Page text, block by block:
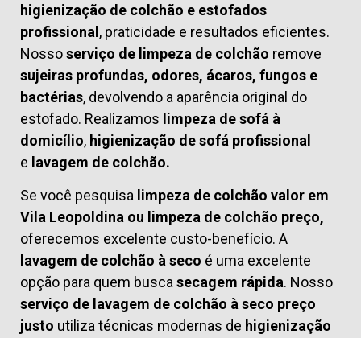
higienização de colchão e estofados
profissional, praticidade e resultados eficientes.
Nossoserviço de limpeza de colchão remove
sujeiras profundas, odores, ácaros, fungos e
bactérias, devolvendo a aparência original do
estofado. Realizamos limpeza de sofá à
domicílio, higienização de sofá profissional
e lavagem de colchão.
Se você pesquisa limpeza de colchão valor em
Vila Leopoldina ou limpeza de colchão preço,
oferecemos excelente custo-benefício. A
lavagem de colchão à seco é uma excelente
opção para quem busca secagem rápida. Nosso
serviço de lavagem de colchão à seco preço
justo utiliza técnicas modernas de higienização